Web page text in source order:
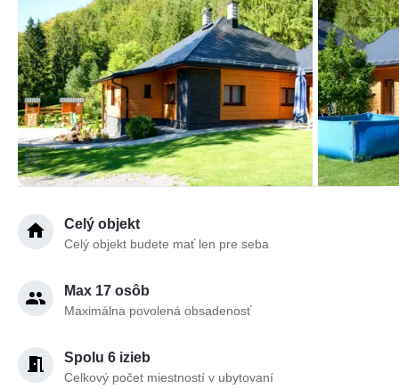
Celý objekt
Celý objekt budete mať len pre seba
Max 17 osôb
Maximálna povolená obsadenosť
Spolu 6 izieb
Celkový počet miestností v ubytovaní